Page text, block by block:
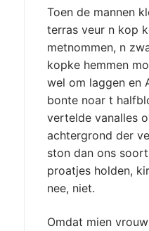
Toen de mannen
terras veur n kop
metnommen, n
kopke hemmen
wel om laggen en
bonte noar t
vertelde vanalles
achtergrond der
ston dan ons
proatjes holden,
nee, niet.
Omdat mien